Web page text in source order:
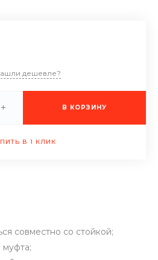
дешевле?
+ В КОРЗИНУ
В 1 КЛИК
совместно со стойкой;
муфта;